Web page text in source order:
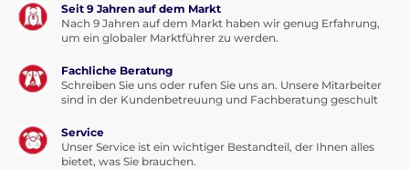
Seit 9 Jahren auf dem Markt
Nach 9 Jahren auf dem Markt haben wir genug Erfahrung,
um ein globaler Marktführer zu werden.
Fachliche Beratung
Schreiben Sie uns oder rufen Sie uns an. Unsere Mitarbeiter
sind in der Kundenbetreuung und Fachberatung geschult
Service
Unser Service ist ein wichtiger Bestandteil, der Ihnen alles
bietet, was Sie brauchen.